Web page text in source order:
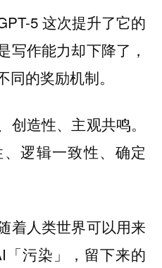
5 这次提升了它的
写作能力却下降了，
同的奖励机制。
造性、主观共鸣。
逻辑一致性、确定
着人类世界可以用来
污染」，留下来的